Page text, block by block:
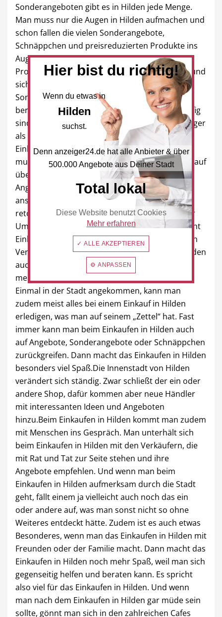
Sonderangeboten gibt es in Hilden jede Menge.
Man muss nur die Augen in Hilden aufmachen und
schon fallen die vielen Sonderangebote,
Schnäppchen und preisreduzierten Produkte ins
Auge. Beim Einkaufen in Hilden kann man alle
Produkte selbst anfassen, fühlen, anprobieren und
sich erklären lassen. Dies gilt natürlich auch für
Sonderangebote. Die Einzelhändler in Hilden
beraten ihre Kunden noch persönlich. Und häufig
sind die Sonderangebote in Hilden sogar günstiger
als im Onlinehandel. Umweltfreundlicher ist ein
Einkauf in Hilden ja allemal. Der Onlinehandel
muss seine Sonderangebote und Schnäppchen auf
überfüllten Straßen zustellen und wem die
Angebote nicht gefallen, der schickt sie
anschließend sogar nochmals auf die Straße
retour. Wer indes in Hilden einkauft, erspart der
Umwelt diese Belastungen. Und genau das macht
Einkaufen in Hilden immer zu einem besonderen
Vergnügen. Hinzu kommt, dass Einkaufen in Hilden
auch der Gesundheit förderlich ist. Denn die
meisten Einkäufe lassen sich zu Fuß erledigen.
Einmal in der Stadt angekommen, kann man
zudem meist alles bei einem Einkauf in Hilden
erledigen, was man auf seinem „Zettel“ hat. Fast
immer kann man beim Einkaufen in Hilden auch
auf Angebote, Sonderangebote oder Schnäppchen
zurückgreifen. Dann macht das Einkaufen in Hilden
besonders viel Spaß.Die Innenstadt von Hilden
verändert sich ständig. Zwar schließt der ein oder
andere Shop, dafür kommen aber neue Händler
mit interessanten Ideen und Angeboten
hinzu.Beim Einkaufen in Hilden kommt man zudem
mit Menschen ins Gespräch. Man unterhält sich
beim Einkaufen in Hilden mit den Verkäufern, die
mit Rat und Tat zur Seite stehen und ihre
Angebote empfehlen. Und wenn man beim
Einkaufen in Hilden aufmerksam durch die Stadt
geht, fällt einem ja vielleicht auch noch das ein
oder andere auf, was man sonst nicht so ohne
Weiteres entdeckt hätte. Zudem ist es auch etwas
Besonderes, wenn man das Einkaufen in Hilden mit
Freunden oder der Familie macht. Dann macht das
Einkaufen in Hilden noch mehr Spaß, weil man sich
gegenseitig helfen und beraten kann. Es spricht
also viel für das Einkaufen in Hilden. Und wenn
man nach dem Einkaufen in Hilden gar müde sein
sollte, gönnt man sich in den zahlreichen Cafes
Hier bist du richtig!
Wenn du etwas in
Hilden
suchst.
Denn anzeiger24.de hat alle Anbieter & über
500.000 Angebote aus Deiner Stadt
Total lokal
Diese Website benutzt Cookies
Mehr erfahren
✓ ALLE AKZEPTIEREN
⚙ ANPASSEN